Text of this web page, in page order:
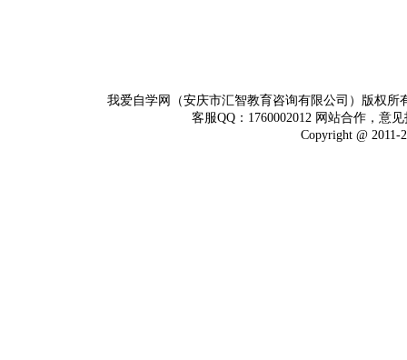
我爱自学网（安庆市汇智教育咨询有限公司）版权
客服QQ：1760002012 网站合作，意
Copyright @